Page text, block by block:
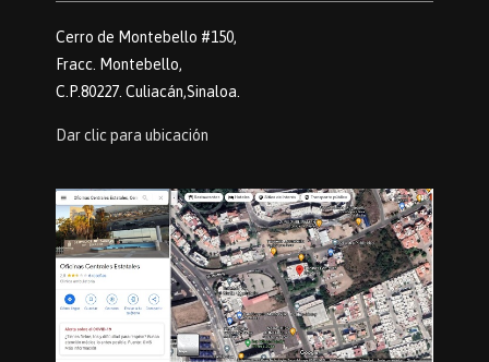
Cerro de Montebello #150,
Fracc. Montebello,
C.P.80227. Culiacán,Sinaloa.
Dar clic para ubicación